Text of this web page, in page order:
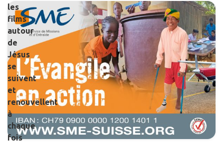
les
films
autour
de
Jésus
se
suivent
et
renouvellent
à
chaque
fois